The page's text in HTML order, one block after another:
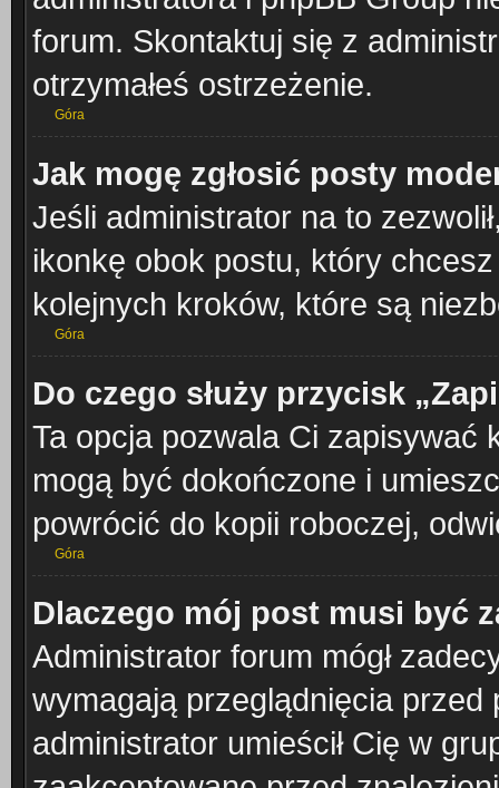
forum. Skontaktuj się z
otrzymałeś ostrzeżenie.
Góra
Jak mogę zgłosić posty
Jeśli administrator na to
ikonkę obok postu, który
kolejnych kroków, które są
Góra
Do czego służy przycisk
Ta opcja pozwala Ci zapisywać
mogą być dokończone i
powrócić do kopii roboczej,
Góra
Dlaczego mój post musi być
Administrator forum mógł
wymagają przeglądnięcia
administrator umieścił Cię w